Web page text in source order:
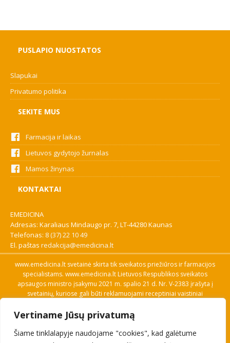
Vertiname Jūsų privatumą
Šiame tinklalapyje naudojame "cookies", kad galėtume
PUSLAPIO NUOSTATOS
Slapukai
Privatumo politika
SEKITE MUS
Farmacija ir laikas
Lietuvos gydytojo žurnalas
Mamos žinynas
KONTAKTAI
EMEDICINA
Adresas: Karaliaus Mindaugo pr. 7, LT-44280 Kaunas
Telefonas: 8 (37) 22 10 49
El. paštas redakcija@emedicina.lt
www.emedicina.lt svetainė skirta tik sveikatos priežiūros ir farmacijos
specialistams. www.emedicina.lt Lietuvos Respublikos sveikatos
apsaugos ministro įsakymu 2021 m. spalio 21 d. Nr. V-2383 įrašyta į
svetainių, kuriose gali būti reklamuojami receptiniai vaistiniai
savo profesinę kvalifikaciją. Naudingos nuorodos: Vaistų ir medicinos
pagalbos priemonių kainų paieška, VVKT tinklalapis, Sveikatos
priežiūros ar farmacijos specialisto pranešimo apie įtariamą